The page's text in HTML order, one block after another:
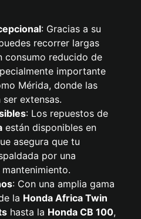
: Gracias a su
recorrer largas
consumo reducido de
importante
Mérida, donde las
extensas.
: Los repuestos de
están disponibles en
asegura que tu
por una
: Con una amplia gama
la Honda Africa Twin
hasta la Honda CB 100,